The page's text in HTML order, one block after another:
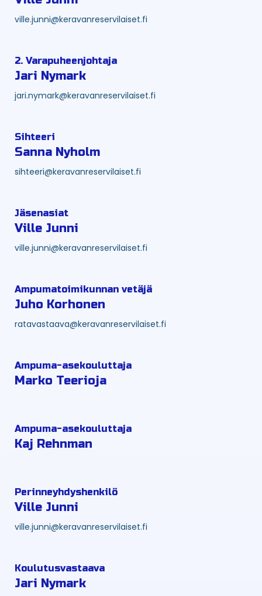
ville.junni@keravanreservilaiset.fi
2. Varapuheenjohtaja
Jari Nymark
jari.nymark@keravanreservilaiset.fi
Sihteeri
Sanna Nyholm
sihteeri@keravanreservilaiset.fi
Jäsenasiat
Ville Junni
ville.junni@keravanreservilaiset.fi
Ampumatoimikunnan vetäjä
Juho Korhonen
ratavastaava@keravanreservilaiset.fi
Ampuma-asekouluttaja
Marko Teerioja
Ampuma-asekouluttaja
Kaj Rehnman
Perinneyhdyshenkilö
Ville Junni
ville.junni@keravanreservilaiset.fi
Koulutusvastaava
Jari Nymark